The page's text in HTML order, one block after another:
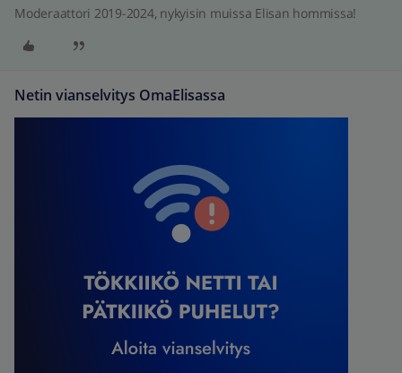
Moderaattori 2019-2024, nykyisin muissa Elisan hommissa!
Netin vianselvitys OmaElisassa